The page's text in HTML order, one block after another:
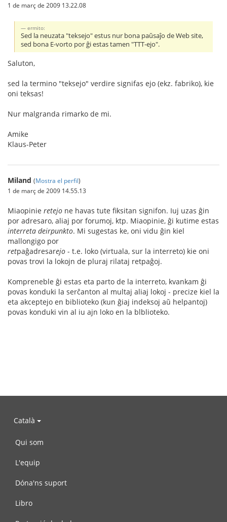
1 de març de 2009 13.22.08
ermito:
Sed la neuzata "teksejo" estus nur bona paŭsaĵo de Web site,
sed bona E-vorto por ĝi estas tamen "TTT-ejo".
Saluton,
sed la termino "teksejo" verdire signifas ejo (ekz. fabriko), kie
oni teksas!
Nur malgranda rimarko de mi.
Amike
Klaus-Peter
Miland (Mostra el perfil)
1 de març de 2009 14.55.13
Miaopinie retejo ne havas tute fiksitan signifon. Iuj uzas ĝin
por adresaro, aliaj por forumoj, ktp. Miaopinie, ĝi kutime estas
interreta deirpunkto. Mi sugestas ke, oni vidu ĝin kiel
mallongigo por
retpaĝadresarejo - t.e. loko (virtuala, sur la interreto) kie oni
povas trovi la lokojn de pluraj rilataj retpaĝoj.
Kompreneble ĝi estas eta parto de la interreto, kvankam ĝi
povas konduki la serĉanton al multaj aliaj lokoj - precize kiel la
eta akceptejo en biblioteko (kun ĝiaj indeksoj aŭ helpantoj)
povas konduki vin al iu ajn loko en la blblioteko.
Català
Qui som
L'equip
Dóna'ns suport
Libro